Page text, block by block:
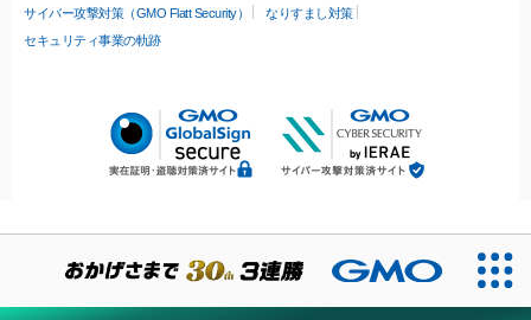
サイバー攻撃対策（GMO Flatt Security）
なりすまし対策
セキュリティ事業の軌跡